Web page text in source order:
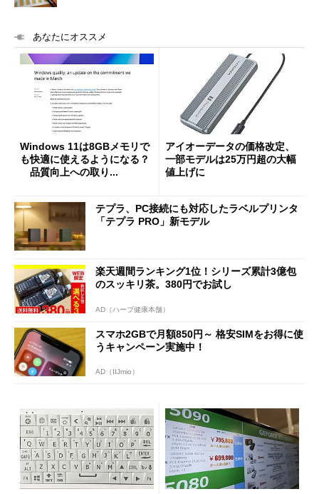
あなたにオススメ
Windows 11は8GBメモリで
も快適に使えるようになる？
品質向上への取り...
アイオーデータの価格改定、
一部モデルは25万円超の大幅
値上げに
テプラ、PC接続にも対応したラベルプリンタ
「テプラ PRO」新モデル
楽天週間ランキング1位！シリーズ累計3億包
のスッキリ茶。380円でお試し
AD（ハーブ健康本舗）
スマホ2GBで月額850円～ 格安SIMをお得に使
うキャンペーン実施中！
AD（IIJmio）